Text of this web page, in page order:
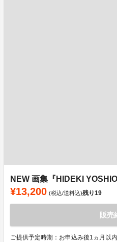
NEW 画集『HIDEKI
¥13,200 (税込/送料込)残り19
販売
ご提供予定時期：お申込み後1ヵ月以